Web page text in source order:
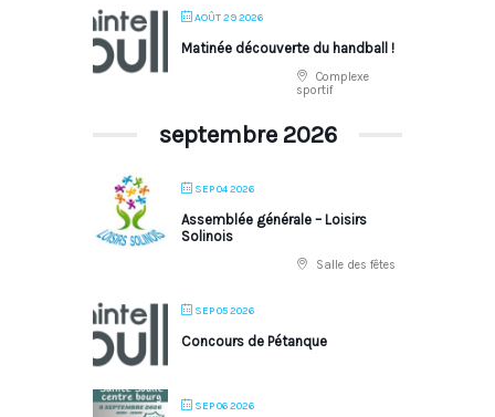
AOÛT 29 2026
Matinée découverte du handball !
Complexe
sportif
septembre 2026
SEP 04 2026
Assemblée générale – Loisirs
Solinois
Salle des fêtes
SEP 05 2026
Concours de Pétanque
SEP 06 2026